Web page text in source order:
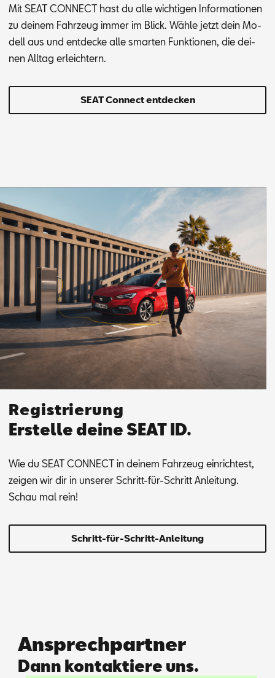
Mit SEAT CON­NECT hast du alle wich­ti­gen In­for­ma­tio­nen
zu dei­nem Fahr­zeug im­mer im Blick. Wäh­le jetzt dein Mo­
dell aus und ent­de­cke alle smar­ten Funk­tio­nen, die dei­
nen All­tag er­leich­tern.
SEAT Connect entdecken
Registrierung
Erstelle deine SEAT ID.
Wie du SEAT CON­NEC­T in dei­nem Fahr­zeug ein­rich­test,
zei­gen wir dir in un­se­rer Schritt-für-Schritt An­lei­tung.
Schau mal rein!
Schritt-für-Schritt-Anleitung
Ansprechpartner
Dann kontaktiere uns.